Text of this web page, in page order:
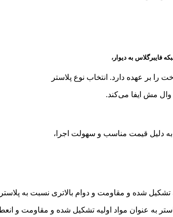
فایبرگلاس به دیوار،
بر عهده دارد. انتخاب نوع پلاستر
مش ایفا می‌کند.
به دلیل قیمت مناسب و سهولت اجرا،
تشکیل شده و مقاومت و دوام بالاتری نسبت به
به عنوان مواد اولیه تشکیل شده و مقاومت و